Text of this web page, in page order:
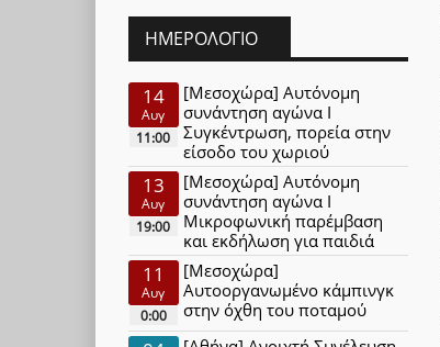
ΗΜΕΡΟΛΌΓΙΟ
14
Αυγ
11:00
[Μεσοχώρα] Αυτόνομη
συνάντηση αγώνα Ι
Συγκέντρωση, πορεία στην
είσοδο του χωριού
13
Αυγ
19:00
[Μεσοχώρα] Αυτόνομη
συνάντηση αγώνα Ι
Μικροφωνική παρέμβαση
και εκδήλωση για παιδιά
11
Αυγ
0:00
[Μεσοχώρα]
Αυτοοργανωμένο κάμπινγκ
στην όχθη του ποταμού